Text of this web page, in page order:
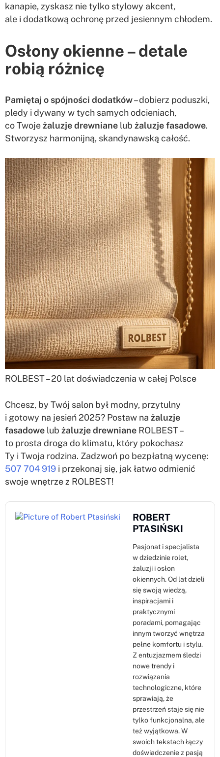
kanapie, zyskasz nie tylko stylowy akcent,
ale i dodatkową ochronę przed jesiennym chłodem.
Osłony okienne – detale
robią różnicę
Pamiętaj o spójności dodatków– dobierz poduszki,
pledy i dywany w tych samych odcieniach,
co Twojeżaluzje drewniane lub żaluzje fasadowe.
Stworzysz harmonijną, skandynawską całość.
ROLBEST – 20 lat doświadczenia w całej Polsce
Chcesz, by Twój salon był modny, przytulny
i gotowy na jesień 2025? Postaw na żaluzje
fasadowe lub żaluzje drewniane ROLBEST –
to prosta droga do klimatu, który pokochasz
Ty i Twoja rodzina. Zadzwoń po bezpłatną wycenę:
507 704 919 i przekonaj się, jak łatwo odmienić
swoje wnętrze z ROLBEST!
ROBERT
PTASIŃSKI
Pasjonat i specjalista
w dziedzinie rolet,
żaluzji i osłon
okiennych. Od lat dzieli
się swoją wiedzą,
inspiracjami i
praktycznymi
poradami, pomagając
innym tworzyć wnętrza
pełne komfortu i stylu.
Z entuzjazmem śledzi
nowe trendy i
rozwiązania
technologiczne, które
sprawiają, że
przestrzeń staje się nie
tylko funkcjonalna, ale
też wyjątkowa. W
swoich tekstach łączy
doświadczenie z pasją